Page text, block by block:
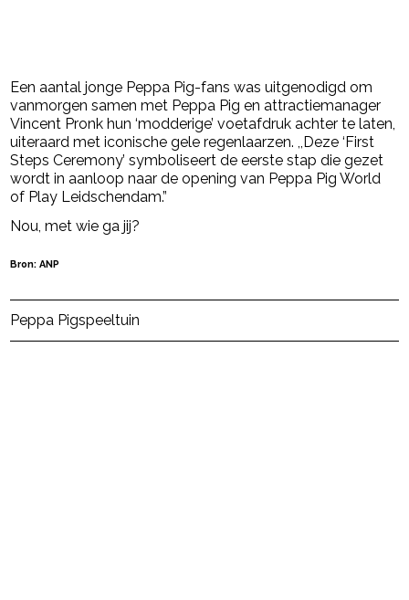
Een aantal jonge Peppa Pig-fans was uitgenodigd om
vanmorgen samen met Peppa Pig en attractiemanager
Vincent Pronk hun ‘modderige’ voetafdruk achter te laten,
uiteraard met iconische gele regenlaarzen. ,,Deze ‘First
Steps Ceremony’ symboliseert de eerste stap die gezet
wordt in aanloop naar de opening van Peppa Pig World
of Play Leidschendam.”
Nou, met wie ga jij?
Bron: ANP
Post Views: 13
Peppa Pigspeeltuin